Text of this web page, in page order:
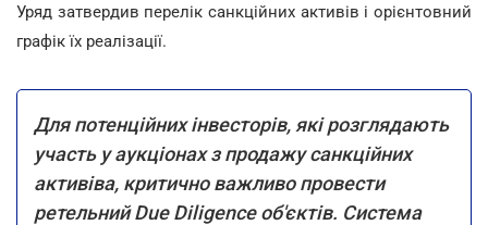
Уряд затвердив перелік санкційних активів і орієнтовний
графік їх реалізації.
Для потенційних інвесторів, які розглядають
участь у аукціонах з продажу санкційних
активіва, критично важливо провести
ретельний Due Diligence об'єктів. Система